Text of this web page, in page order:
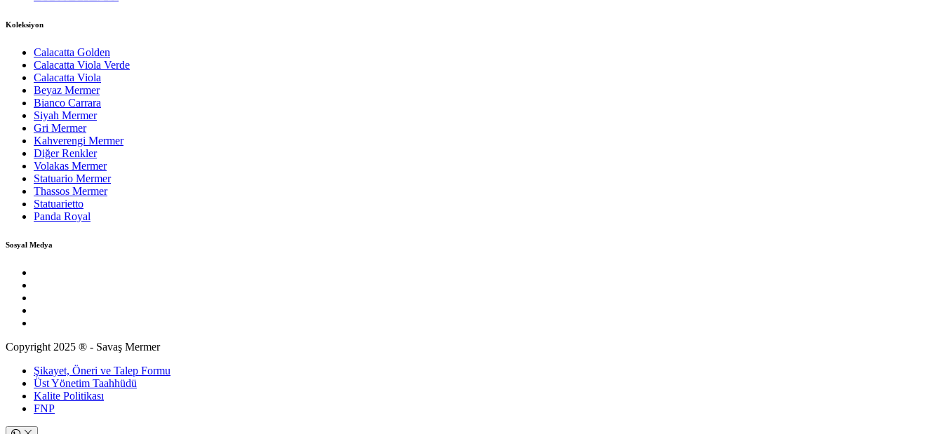
Koleksiyon
Calacatta Golden
Calacatta Viola Verde
Calacatta Viola
Beyaz Mermer
Bianco Carrara
Siyah Mermer
Gri Mermer
Kahverengi Mermer
Diğer Renkler
Volakas Mermer
Statuario Mermer
Thassos Mermer
Statuarietto
Panda Royal
Sosyal Medya
Copyright 2025 ® - Savaş Mermer
Şikayet, Öneri ve Talep Formu
Üst Yönetim Taahhüdü
Kalite Politikası
FNP